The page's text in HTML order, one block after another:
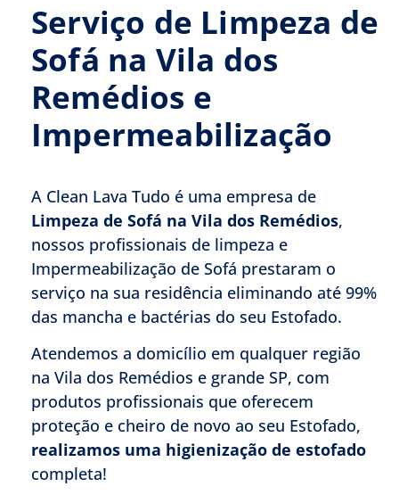
Serviço de Limpeza de
Sofá na Vila dos
Remédios e
Impermeabilização
A Clean Lava Tudo é uma empresa de
Limpeza de Sofá na Vila dos Remédios,
nossos profissionais de limpeza e
Impermeabilização de Sofá prestaram o
serviço na sua residência eliminando até 99%
das mancha e bactérias do seu Estofado.
Atendemos a domicílio em qualquer região
na Vila dos Remédios e grande SP, com
produtos profissionais que oferecem
proteção e cheiro de novo ao seu Estofado,
realizamos uma higienização de estofado
completa!